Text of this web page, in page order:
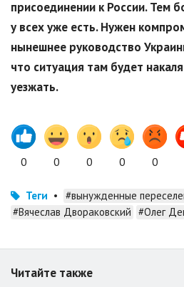
присоединении к России. Тем
у всех уже есть. Нужен
нынешнее руководство
что ситуация там будет
уезжать.
0 0 0 0 0
Теги •
#вынужденные
#Вячеслав Двораковский #Олег
Читайте также